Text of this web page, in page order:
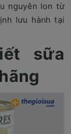
nguyên lon từ
lưu hành tại
sữa